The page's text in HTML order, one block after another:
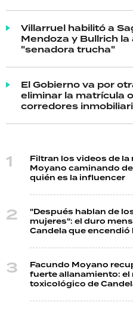
Villarruel habilitó a
Mendoza y Bullrich
"senadora trucha"
El Gobierno va por
eliminar la matrícula
corredores
Filtran los videos de la
Moyano caminando
quién es la influencer
"Después hablan de
mujeres": el duro
Candela que encendió
Facundo Moyano
fuerte allanamiento: el
toxicológico de